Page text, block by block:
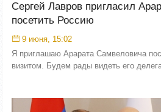
Сергей Лавров пригласил
посетить Россию
9 июня, 15:02
Я приглашаю Арарата Самвеловича
визитом. Будем рады видеть его